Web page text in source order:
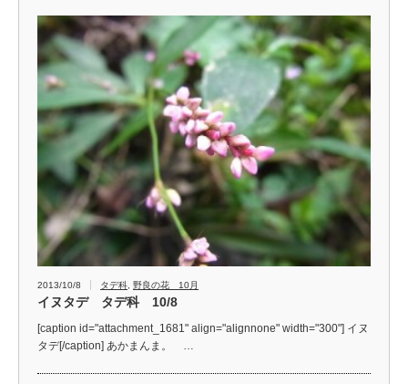
2013/10/8 タデ科 野良の花 10月
イヌタデ タデ科 10/8
[caption id="attachment_1681" align="alignnone" width="300"] イヌ
タデ[/caption] あかまんま。 …